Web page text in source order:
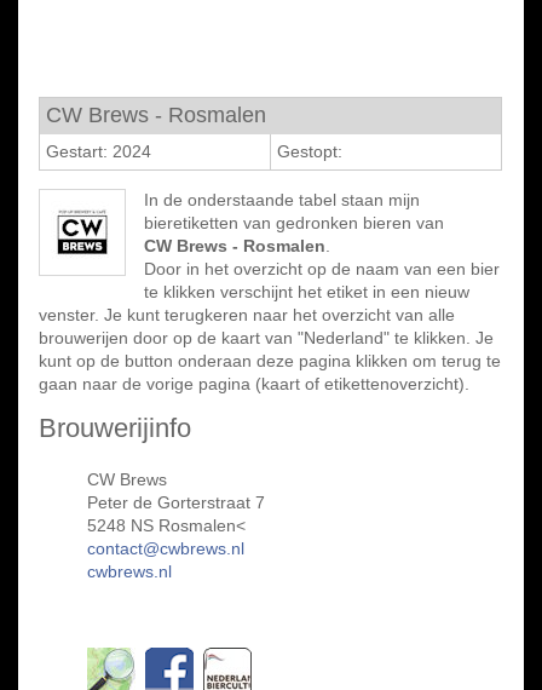
CW Brews - Rosmalen
Gestart: 2024 Gestopt:
In de onderstaande tabel staan mijn
bieretiketten van gedronken bieren van
CW Brews - Rosmalen
Door in het overzicht op de naam van een bier
te klikken verschijnt het etiket in een nieuw
venster. Je kunt terugkeren naar het overzicht van alle
brouwerijen door op de kaart van "Nederland" te klikken. Je
kunt op de button onderaan deze pagina klikken om terug te
gaan naar de vorige pagina (kaart of etikettenoverzicht).
Brouwerijinfo
CW Brews
Peter de Gorterstraat 7
5248 NS Rosmalen<
contact@cwbrews.nl
cwbrews.nl